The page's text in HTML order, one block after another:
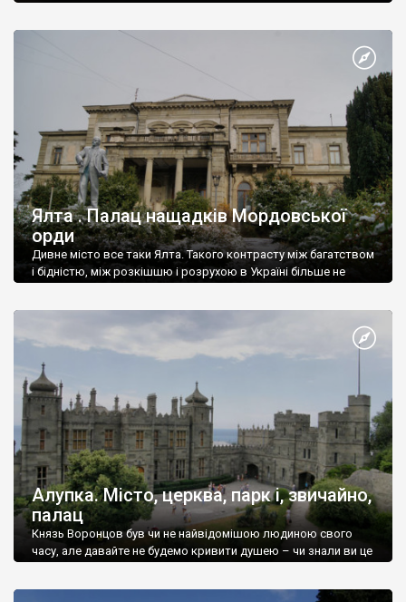
Ялта . Палац нащадків Мордовської
орди
Дивне місто все таки Ялта. Такого контрасту між багатством
і бідністю, між розкішшю і розрухою в Україні більше не
Алупка. Місто, церква, парк і, звичайно,
палац
Князь Воронцов був чи не найвідомішою людиною свого
часу, але давайте не будемо кривити душею – чи знали ви це